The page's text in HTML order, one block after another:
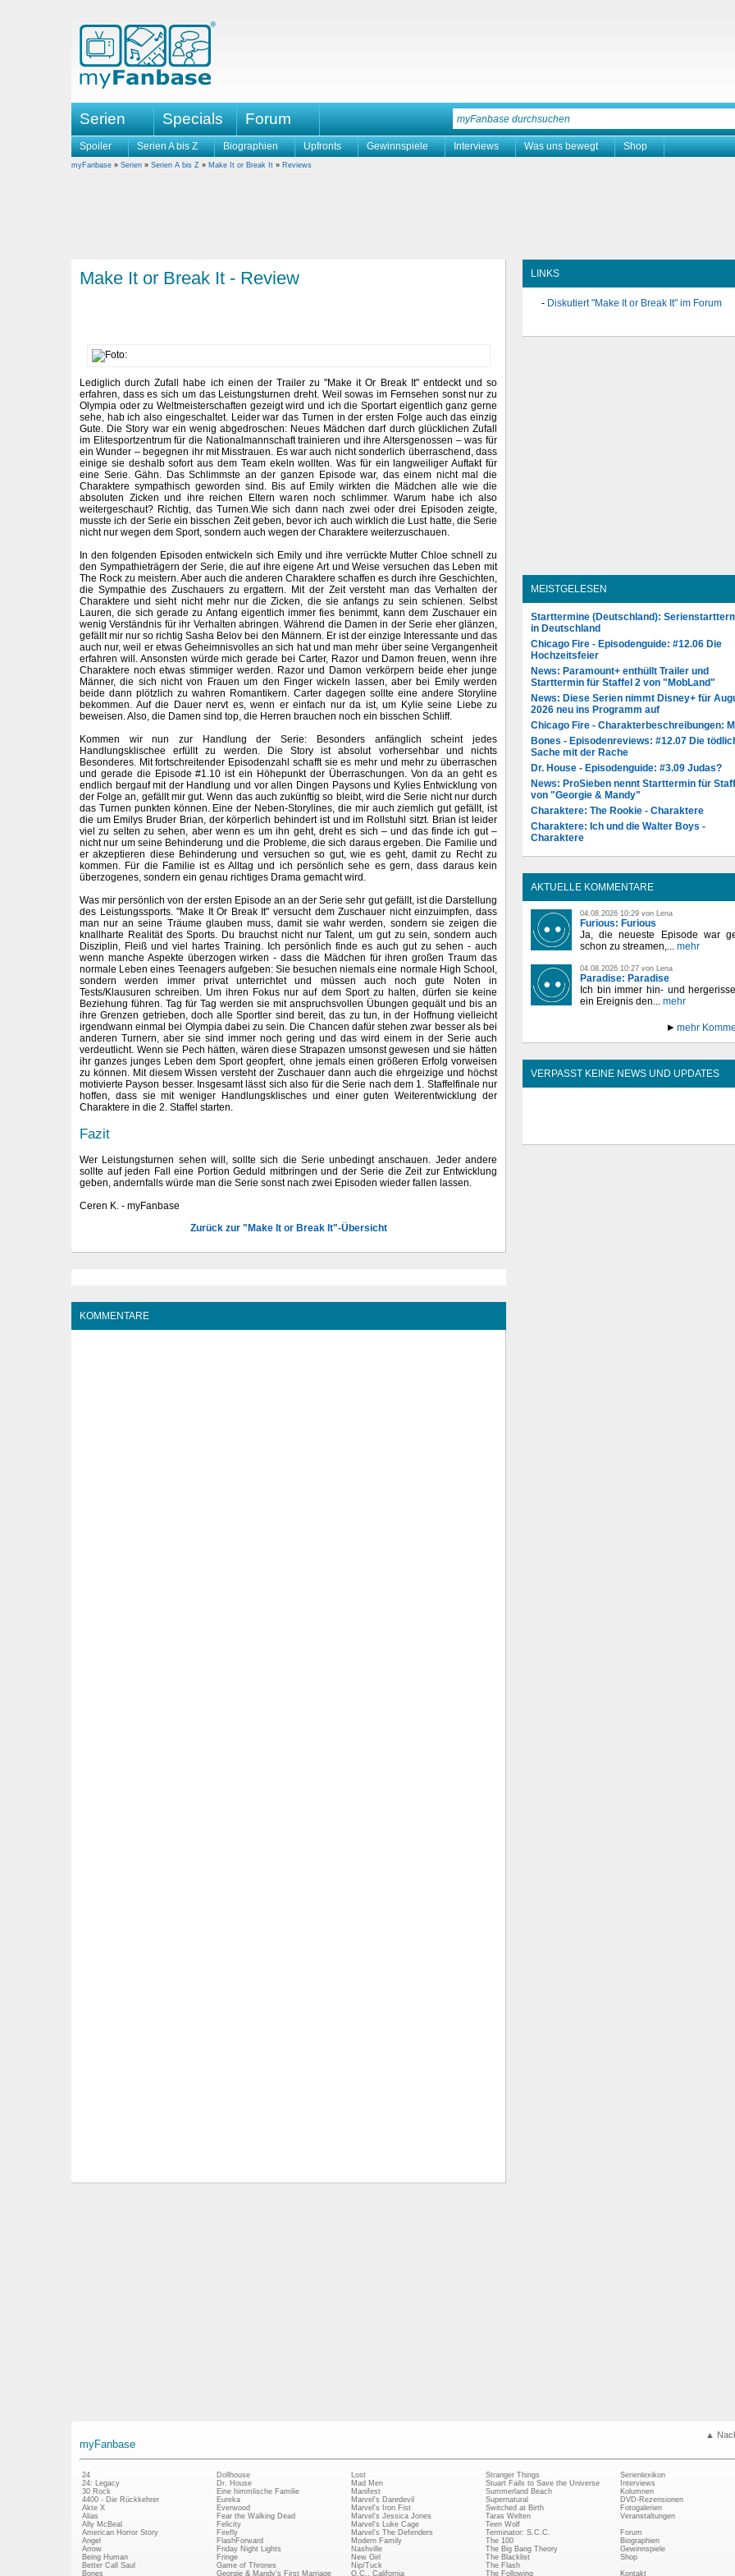
Serien Specials Forum
Spoiler Serien A bis Z Biographien Upfronts Gewinnspiele Interviews Was uns bewegt Shop
myFanbase » Serien » Serien A bis Z » Make It or Break It » Reviews
Make It or Break It - Review
Lediglich durch Zufall habe ich einen der Trailer zu "Make it Or Break It" entdeckt und so
erfahren, dass es sich um das Leistungsturnen dreht. Weil sowas im Fernsehen sonst nur zu
Olympia oder zu Weltmeisterschaften gezeigt wird und ich die Sportart eigentlich ganz gerne
sehe, hab ich also eingeschaltet. Leider war das Turnen in der ersten Folge auch das einzig
Gute. Die Story war ein wenig abgedroschen: Neues Mädchen darf durch glücklichen Zufall
im Elitesportzentrum für die Nationalmannschaft trainieren und ihre Altersgenossen – was für
ein Wunder – begegnen ihr mit Misstrauen. Es war auch nicht sonderlich überraschend, dass
einige sie deshalb sofort aus dem Team ekeln wollten. Was für ein langweiliger Auftakt für
eine Serie. Gähn. Das Schlimmste an der ganzen Episode war, das einem nicht mal die
Charaktere sympathisch geworden sind. Bis auf Emily wirkten die Mädchen alle wie die
absoluten Zicken und ihre reichen Eltern waren noch schlimmer. Warum habe ich also
weitergeschaut? Richtig, das Turnen.Wie sich dann nach zwei oder drei Episoden zeigte,
musste ich der Serie ein bisschen Zeit geben, bevor ich auch wirklich die Lust hatte, die Serie
nicht nur wegen dem Sport, sondern auch wegen der Charaktere weiterzuschauen.
In den folgenden Episoden entwickeln sich Emily und ihre verrückte Mutter Chloe schnell zu
den Sympathieträgern der Serie, die auf ihre eigene Art und Weise versuchen das Leben mit
The Rock zu meistern. Aber auch die anderen Charaktere schaffen es durch ihre Geschichten,
die Sympathie des Zuschauers zu ergattern. Mit der Zeit versteht man das Verhalten der
Charaktere und sieht nicht mehr nur die Zicken, die sie anfangs zu sein schienen. Selbst
Lauren, die sich gerade zu Anfang eigentlich immer fies benimmt, kann dem Zuschauer ein
wenig Verständnis für ihr Verhalten abringen. Während die Damen in der Serie eher glänzen,
gefällt mir nur so richtig Sasha Belov bei den Männern. Er ist der einzige Interessante und das
auch nur, weil er etwas Geheimnisvolles an sich hat und man mehr über seine Vergangenheit
erfahren will. Ansonsten würde mich gerade bei Carter, Razor und Damon freuen, wenn ihre
Charaktere noch etwas stimmiger werden. Razor und Damon verkörpern beide eher junge
Männer, die sich nicht von Frauen um den Finger wickeln lassen, aber bei Emily werden
beide dann plötzlich zu wahren Romantikern. Carter dagegen sollte eine andere Storyline
bekommen. Auf die Dauer nervt es, wenn er einfach nur da ist, um Kylie seine Liebe zu
beweisen. Also, die Damen sind top, die Herren brauchen noch ein bisschen Schliff.
Kommen wir nun zur Handlung der Serie: Besonders anfänglich scheint jedes
Handlungsklischee erfüllt zu werden. Die Story ist absolut vorhersehbar und nichts
Besonderes. Mit fortschreitender Episodenzahl schafft sie es mehr und mehr zu überraschen
und gerade die Episode #1.10 ist ein Höhepunkt der Überraschungen. Von da an geht es
endlich bergauf mit der Handlung und vor allen Dingen Paysons und Kylies Entwicklung von
der Folge an, gefällt mir gut. Wenn das auch zukünftig so bleibt, wird die Serie nicht nur durch
das Turnen punkten können. Eine der Neben-Storylines, die mir auch ziemlich gut gefällt, ist
die um Emilys Bruder Brian, der körperlich behindert ist und im Rollstuhl sitzt. Brian ist leider
viel zu selten zu sehen, aber wenn es um ihn geht, dreht es sich – und das finde ich gut –
nicht nur um seine Behinderung und die Probleme, die sich daraus ergeben. Die Familie und
er akzeptieren diese Behinderung und versuchen so gut, wie es geht, damit zu Recht zu
kommen. Für die Familie ist es Alltag und ich persönlich sehe es gern, dass daraus kein
überzogenes, sondern ein genau richtiges Drama gemacht wird.
Was mir persönlich von der ersten Episode an an der Serie sehr gut gefällt, ist die Darstellung
des Leistungssports. "Make It Or Break It" versucht dem Zuschauer nicht einzuimpfen, dass
man nur an seine Träume glauben muss, damit sie wahr werden, sondern sie zeigen die
knallharte Realität des Sports. Du brauchst nicht nur Talent, um gut zu sein, sondern auch
Disziplin, Fleiß und viel hartes Training. Ich persönlich finde es auch gut zu sehen - auch
wenn manche Aspekte überzogen wirken - dass die Mädchen für ihren großen Traum das
normale Leben eines Teenagers aufgeben: Sie besuchen niemals eine normale High School,
sondern werden immer privat unterrichtet und müssen auch noch gute Noten in
Tests/Klausuren schreiben. Um ihren Fokus nur auf dem Sport zu halten, dürfen sie keine
Beziehung führen. Tag für Tag werden sie mit anspruchsvollen Übungen gequält und bis an
ihre Grenzen getrieben, doch alle Sportler sind bereit, das zu tun, in der Hoffnung vielleicht
irgendwann einmal bei Olympia dabei zu sein. Die Chancen dafür stehen zwar besser als bei
anderen Turnern, aber sie sind immer noch gering und das wird einem in der Serie auch
verdeutlicht. Wenn sie Pech hätten, wären diese Strapazen umsonst gewesen und sie hätten
ihr ganzes junges Leben dem Sport geopfert, ohne jemals einen größeren Erfolg vorweisen
zu können. Mit diesem Wissen versteht der Zuschauer dann auch die ehrgeizige und höchst
motivierte Payson besser. Insgesamt lässt sich also für die Serie nach dem 1. Staffelfinale nur
hoffen, dass sie mit weniger Handlungsklisches und einer guten Weiterentwicklung der
Charaktere in die 2. Staffel starten.
Fazit
Wer Leistungsturnen sehen will, sollte sich die Serie unbedingt anschauen. Jeder andere
sollte auf jeden Fall eine Portion Geduld mitbringen und der Serie die Zeit zur Entwicklung
geben, andernfalls würde man die Serie sonst nach zwei Episoden wieder fallen lassen.
Ceren K. - myFanbase
Zurück zur "Make It or Break It"-Übersicht
KOMMENTARE
LINKS
Diskutiert "Make It or Break It" im Forum
MEISTGELESEN
Starttermine (Deutschland):
in Deutschland
Chicago Fire - Episodenguide: #12.06 Die
Hochzeitsfeier
News: Paramount+ enthüllt Trailer und
Starttermin für Staffel 2 von "MobLand"
News: Diese Serien nimmt Disney+ für
2026 neu ins Programm auf
Chicago Fire - Charakterbeschreibungen:
Bones - Episodenreviews: #12.07 Die
Sache mit der Rache
Dr. House - Episodenguide: #3.09 Judas?
News: ProSieben nennt Starttermin für
von "Georgie & Mandy"
Charaktere: The Rookie - Charaktere
Charaktere: Ich und die Walter Boys -
Charaktere
AKTUELLE KOMMENTARE
04.08.2026 10:29 von Lena
Furious: Furious
Ja, die neueste Episode war
schon zu streamen,... mehr
04.08.2026 10:27 von Lena
Paradise: Paradise
Ich bin immer hin- und
ein Ereignis den... mehr
mehr
VERPASST KEINE NEWS UND UPDATES
▲
myFanbase
24
24: Legacy
30 Rock
4400 - Die Rückkehrer
Akte X
Alias
Ally McBeal
American Horror Story
Angel
Arrow
Being Human
Better Call Saul
Bones
Dollhouse
Dr. House
Eine himmlische Familie
Eureka
Everwood
Fear the Walking Dead
Felicity
Firefly
FlashForward
Friday Night Lights
Fringe
Game of Thrones
Georgie & Mandy's First Marriage
Lost
Mad Men
Manifest
Marvel's Daredevil
Marvel's Iron Fist
Marvel's Jessica Jones
Marvel's Luke Cage
Marvel's The Defenders
Modern Family
Nashville
New Girl
Nip/Tuck
O.C., California
Stranger Things
Stuart Fails to Save the Universe
Summerland Beach
Supernatural
Switched at Birth
Taras Welten
Teen Wolf
Terminator: S.C.C.
The 100
The Big Bang Theory
The Blacklist
The Flash
The Following
Serienlexikon
Interviews
Kolumnen
DVD-Rezensionen
Fotogalerien
Veranstaltungen
Forum
Biographien
Gewinnspiele
Shop
Kontakt